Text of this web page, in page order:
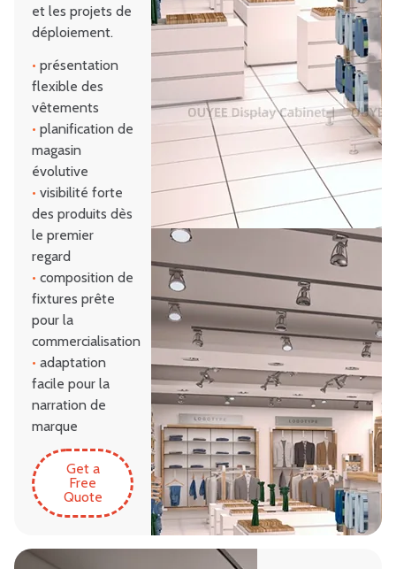
et les projets de
déploiement.
• présentation
flexible des
vêtements
• planification de
magasin
évolutive
• visibilité forte
des produits dès
le premier
regard
• composition de
fixtures prête
pour la
commercialisation
• adaptation
facile pour la
narration de
marque
Get a
Free
Quote